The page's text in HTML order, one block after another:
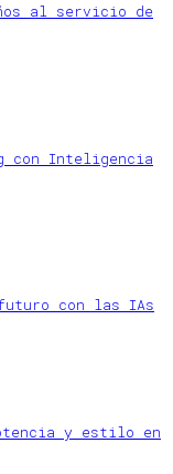
al servicio de
con Inteligencia
con las IAs
y estilo en